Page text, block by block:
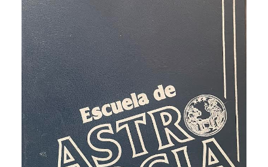
CATEGORÍAS
AUTORES DESTACADOS
GLOSARIO
CONTACTO